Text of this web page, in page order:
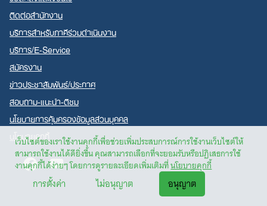
เว็บไซต์ของเราใช้งานคุกกี้เพื่อช่วยเพิ่มประสบการณ์การใช้งานเว็บไซต์ให้
สามารถใช้งานได้ดียิ่งขึ้น คุณสามารถเลือกที่จะยอมรับหรือปฏิเสธการใช้
งานคุกกี้ได้ง่ายๆ โดยการดูรายละเอียดเพิ่มเติมที่นโยบายคุกกี้
การตั้งค่า ไม่อนุญาต อนุญาต
ติดต่อสำนักงาน
บริการสำหรับภาคีร่วมดำเนินงาน
บริการ/E-Service
สมัครงาน
ข่าวประชาสัมพันธ์/ประกาศ
สอบถาม-แนะนำ-ติชม
นโยบายการคุ้มครองข้อมูลส่วนบุคคล
นโยบายคุกกี้
FacebookYoutube